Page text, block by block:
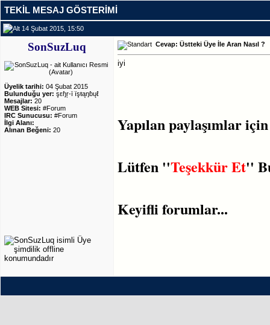
TEKIL MESAJ GÖSTERIMI
14 Şubat 2015, 15:50
SonSuzLuq
Üyelik tarihi: 04 Şubat 2015
Bulunduğu yer: şεɧŗ-ï ïşŧąŋɓųℓ
Mesajlar: 20
WEB Sitesi: #Forum
IRC Sunucusu: #Forum
İlgi Alanı:
Alınan Beğeni: 20
Cevap: Üstteki Üye İle Aran Nasıl ?
iyi
Yapılan paylaşımlar
Lütfen ''Teşekkür Et''
Keyifli forumlar...